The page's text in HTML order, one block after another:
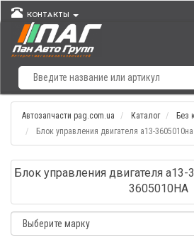
КОНТАКТЫ
Автозапчасти pag.com.ua Каталог
Без
Блок управления двигателя а13-3605010на
Блок управления двигателя а13-
3605010HA